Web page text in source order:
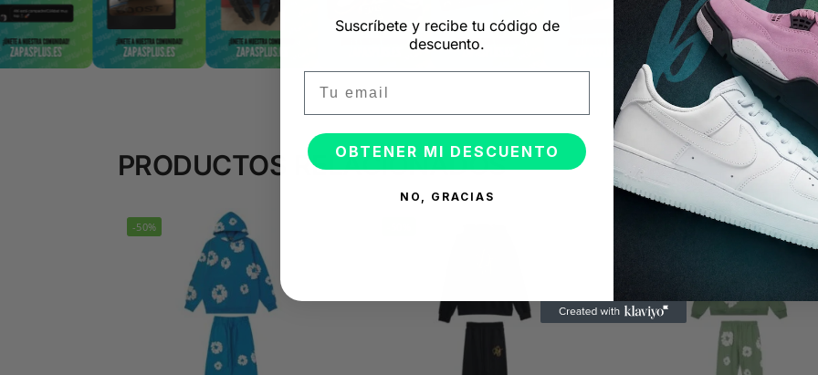
PRODUCTOS RELACIONADOS
-50%
Suscríbete y recibe tu código de
descuento.
OBTENER MI DESCUENTO
NO, GRACIAS